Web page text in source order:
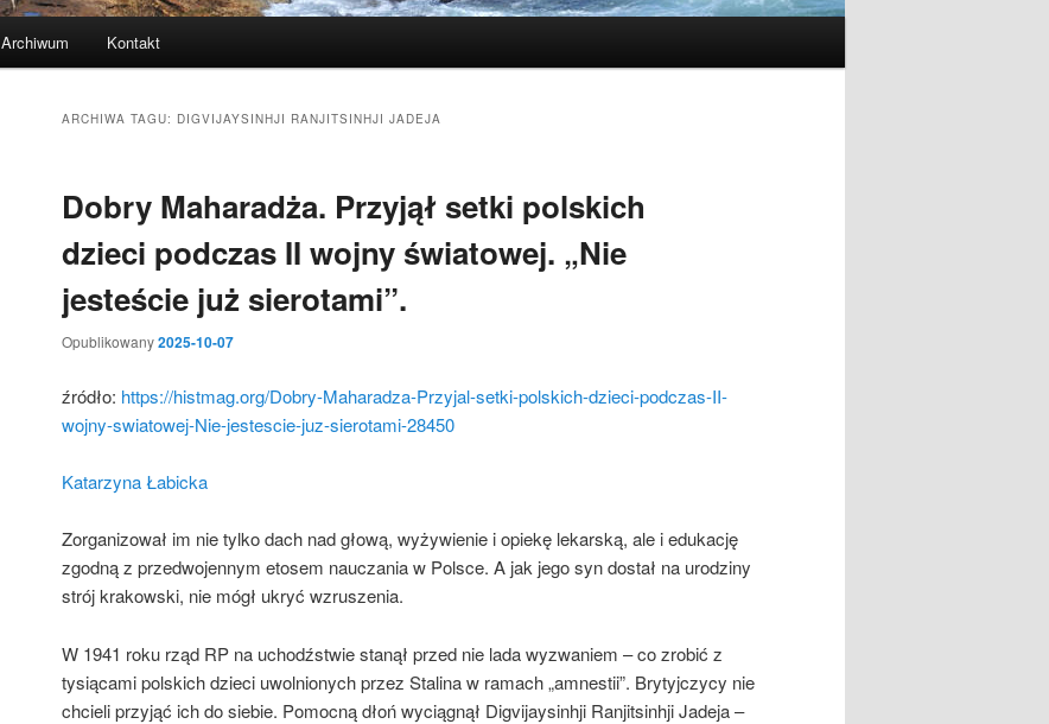
Archiwum Kontakt
ARCHIWA TAGU: DIGVIJAYSINHJI RANJITSINHJI JADEJA
Dobry Maharadża. Przyjął setki polskich
dzieci podczas II wojny światowej. „Nie
jesteście już sierotami”.
Opublikowany2025-10-07
źródło: https://histmag.org/Dobry-Maharadza-Przyjal-setki-polskich-dzieci-podczas-II-
wojny-swiatowej-Nie-jestescie-juz-sierotami-28450
Katarzyna Łabicka
Zorganizował im nie tylko dach nad głową, wyżywienie i opiekę lekarską, ale i edukację
zgodną z przedwojennym etosem nauczania w Polsce. A jak jego syn dostał na urodziny
strój krakowski, nie mógł ukryć wzruszenia.
W 1941 roku rząd RP na uchodźstwie stanął przed nie lada wyzwaniem – co zrobić z
tysiącami polskich dzieci uwolnionych przez Stalina w ramach „amnestii”. Brytyjczycy nie
chcieli przyjąć ich do siebie. Pomocną dłoń wyciągnął Digvijaysinhji Ranjitsinhji Jadeja –